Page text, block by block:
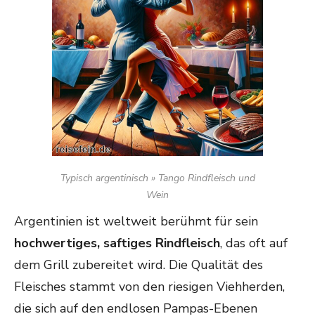
Typisch argentinisch » Tango Rindfleisch und
Wein
Argentinien ist weltweit berühmt für sein
hochwertiges, saftiges Rindfleisch, das oft auf
dem Grill zubereitet wird. Die Qualität des
Fleisches stammt von den riesigen Viehherden,
die sich auf den endlosen Pampas-Ebenen